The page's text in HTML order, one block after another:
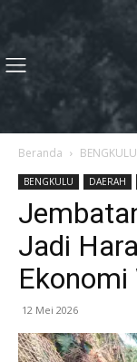
Beranda BENGKULU
BENGKULU DAERAH
Jadi
Ekonomi
12 Mei 2026